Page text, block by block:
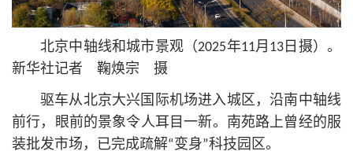
北京中轴线和城市景观（2025年11月13日摄）。
新华社记者 鞠焕宗 摄
驱车从北京大兴国际机场进入城区，沿南中轴线
前行，眼前的景象令人耳目一新。南苑路上曾经的服
装批发市场，已完成疏解“变身”科技园区。